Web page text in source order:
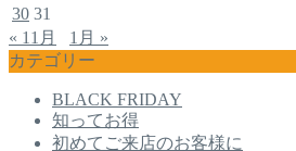
30 31
« 11月
1月 »
カテゴリー
BLACK FRIDAY
知ってお得
初めてご来店のお客様に